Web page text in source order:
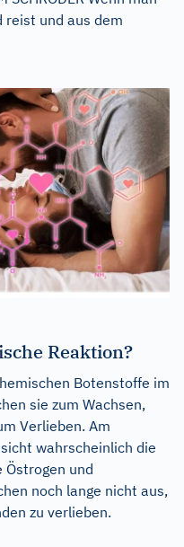
reist und aus dem
Reaktion?
Botenstoffe im
sie zum Wachsen,
Verlieben. Am
wahrscheinlich die
und
noch lange nicht aus,
zu verlieben.